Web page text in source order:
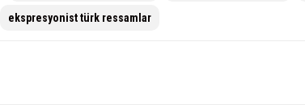
ekspresyonist türk ressamlar